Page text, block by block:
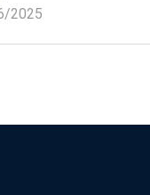
2025